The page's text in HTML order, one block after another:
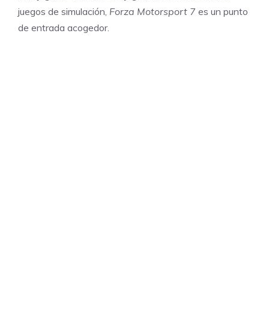
juegos de simulación, Forza Motorsport 7 es un punto
de entrada acogedor.